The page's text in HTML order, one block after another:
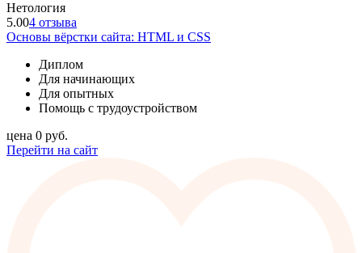
Нетология
5.004 отзыва
Основы вёрстки сайта: HTML и CSS
Диплом
Для начинающих
Для опытных
Помощь с трудоустройством
цена 0 руб.
Перейти на сайт